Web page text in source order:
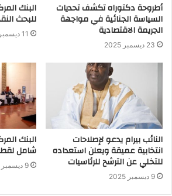
أطروحة دكتوراه تكشف تحديات
السياسة الجنائية في مواجهة
الجريمة الاقتصادية
23 ديسمبر 2025
البنك
للبحث
11 ديسمبر 2025
النائب بيرام يدعو لإصلاحات
انتخابية عميقة ويعلن استعداده
للتخلي عن الترشح للرئاسيات
9 ديسمبر 2025
البنك
شامل
9 ديسمبر 2025